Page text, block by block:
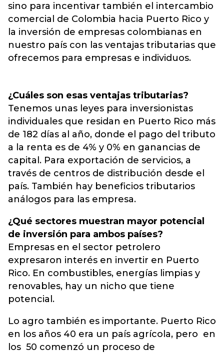
sino para incentivar también el intercambio
comercial de Colombia hacia Puerto Rico y
la inversión de empresas colombianas en
nuestro país con las ventajas tributarias que
ofrecemos para empresas e individuos.
¿Cuáles son esas ventajas tributarias?
Tenemos unas leyes para inversionistas
individuales que residan en Puerto Rico más
de 182 días al año, donde el pago del tributo
a la renta es de 4% y 0% en ganancias de
capital. Para exportación de servicios, a
través de centros de distribución desde el
país. También hay beneficios tributarios
análogos para las empresa.
¿Qué sectores muestran mayor potencial
de inversión para ambos países?
Empresas en el sector petrolero
expresaron interés en invertir en Puerto
Rico. En combustibles, energías limpias y
renovables, hay un nicho que tiene
potencial.
Lo agro también es importante. Puerto Rico
en los años 40 era un país agrícola, pero en
los 50 comenzó un proceso de